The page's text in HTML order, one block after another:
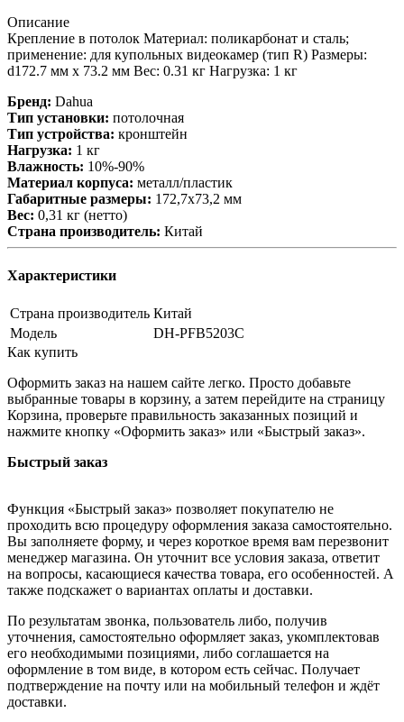
Описание
Крепление в потолок Материал: поликарбонат и сталь;
применение: для купольных видеокамер (тип R) Размеры:
d172.7 мм x 73.2 мм Вес: 0.31 кг Нагрузка: 1 кг
Бренд: Dahua
Тип установки: потолочная
Тип устройства: кронштейн
Нагрузка: 1 кг
Влажность: 10%-90%
Материал корпуса: металл/пластик
Габаритные размеры: 172,7х73,2 мм
Вес: 0,31 кг (нетто)
Страна производитель: Китай
Характеристики
Страна производитель Китай
Модель
DH-PFB5203C
Как купить
Оформить заказ на нашем сайте легко. Просто добавьте
выбранные товары в корзину, а затем перейдите на страницу
Корзина, проверьте правильность заказанных позиций и
нажмите кнопку «Оформить заказ» или «Быстрый заказ».
Быстрый заказ
Функция «Быстрый заказ» позволяет покупателю не
проходить всю процедуру оформления заказа самостоятельно.
Вы заполняете форму, и через короткое время вам перезвонит
менеджер магазина. Он уточнит все условия заказа, ответит
на вопросы, касающиеся качества товара, его особенностей. А
также подскажет о вариантах оплаты и доставки.
По результатам звонка, пользователь либо, получив
уточнения, самостоятельно оформляет заказ, укомплектовав
его необходимыми позициями, либо соглашается на
оформление в том виде, в котором есть сейчас. Получает
подтверждение на почту или на мобильный телефон и ждёт
доставки.